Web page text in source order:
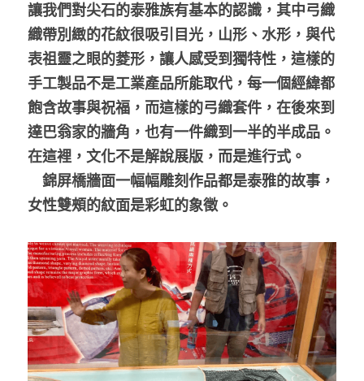
讓我們對尖石的泰雅族有基本的認識，其中弓織
織帶別緻的花紋很吸引目光，山形、水形，與代
表祖靈之眼的菱形，讓人感受到獨特性，這樣的
手工製品不是工業產品所能取代，每一個經緯都
飽含故事與祝福，而這樣的弓織套件，在後來到
達巴翁家的牆角，也有一件織到一半的半成品。
在這裡，文化不是解說展版，而是進行式。
錦屏橋牆面一幅幅雕刻作品都是泰雅的故事，
女性雙頰的紋面是彩虹的象徵。